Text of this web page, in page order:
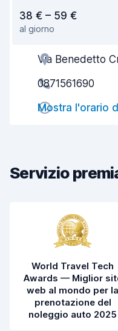
Facile da trovare
Gentilezza degli agenti
Rapidità del ritiro
Rapidità della
Condizioni dell'auto
38 € – 59 €
al giorno
Via Benedetto
0871561690
Mostra l'orario
Servizio
World Travel Tech
Awards — Miglior
web al mondo per la
prenotazione del
noleggio auto 2025